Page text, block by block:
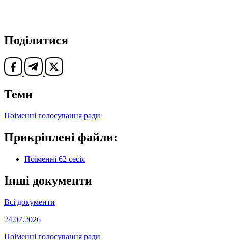
Поділитися
Теми
Поіменні голосування ради
Прикріплені файли:
Поіменні 62 сесія
Інші документи
Всі документи
24.07.2026
Поіменні голосування ради